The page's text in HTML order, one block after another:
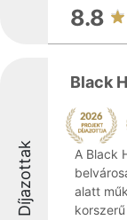
8.8
Díjazottak
Black
A Black
alatt